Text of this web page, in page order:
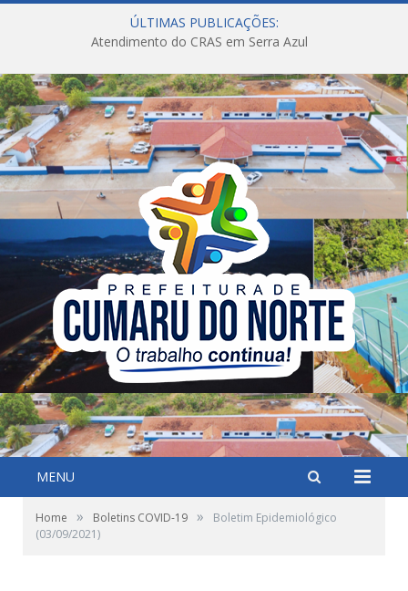
ÚLTIMAS PUBLICAÇÕES:
Atendimento do CRAS em Serra Azul
MENU
Home » Boletins COVID-19 »
Boletim Epidemiológico
(03/09/2021)